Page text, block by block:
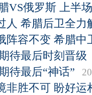
VS俄罗斯 上半场
人 希腊后卫全力
阵容不变 希腊中
待最后时刻晋级
待最后“神话”
非胜不可 盼好运